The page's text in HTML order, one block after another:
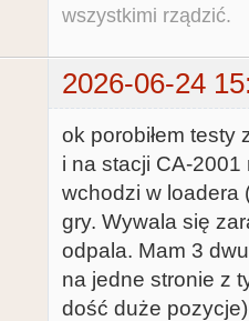
wszystkimi rządzić.
2026-06-24
ok porobiłem testy
i na stacji CA-
wchodzi w loadera
gry. Wywala się
odpala. Mam 3
na jedne stronie z
dość duże pozycje)